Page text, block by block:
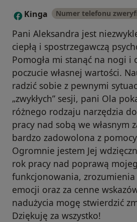
K Kinga Numer telefonu
Pani Aleksandra jest
ciepłą i spostrzegawczą
Pomogła mi stanąć na nogi i
poczucie własnej wartości.
radzić sobie z pewnymi
„zwykłych” sesji, pani Ola
różnego rodzaju narzędzia
pracy nad sobą we własnym
bardzo zadowolona z
Ogromnie jestem Jej
rok pracy nad poprawą
funkcjonowania,
emocji oraz za cenne
nadużycia mogę stwierdzić
Dziękuję za wszystko!